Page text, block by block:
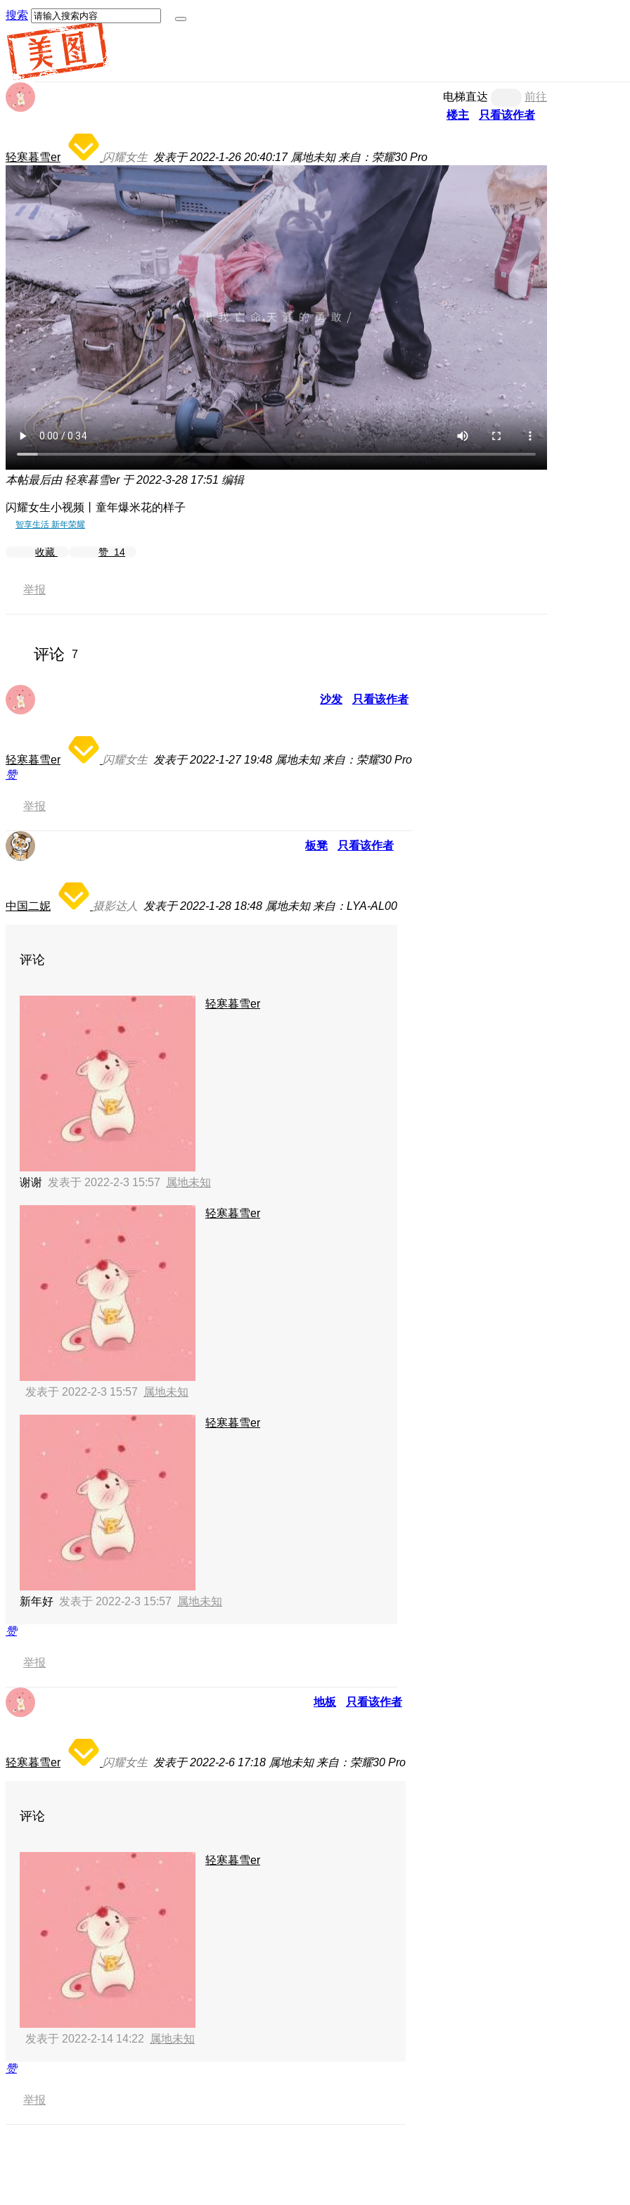
搜索
电梯直达
前往
楼主
只看该作者
轻寒暮雪er 闪耀女生 发表于 2022-1-26 20:40:17 属地未知 来自：荣耀30 Pro
本帖最后由 轻寒暮雪er 于 2022-3-28 17:51 编辑
闪耀女生小视频丨童年爆米花的样子
智享生活 新年荣耀
收藏 赞 14
举报
评论 7
沙发 只看该作者
轻寒暮雪er 闪耀女生 发表于 2022-1-27 19:48 属地未知 来自：荣耀30 Pro
赞
举报
板凳 只看该作者
中国二妮 摄影达人 发表于 2022-1-28 18:48 属地未知 来自：LYA-AL00
评论
轻寒暮雪er
谢谢 发表于 2022-2-3 15:57 属地未知
轻寒暮雪er
发表于 2022-2-3 15:57 属地未知
轻寒暮雪er
新年好 发表于 2022-2-3 15:57 属地未知
赞
举报
地板 只看该作者
轻寒暮雪er 闪耀女生 发表于 2022-2-6 17:18 属地未知 来自：荣耀30 Pro
评论
轻寒暮雪er
发表于 2022-2-14 14:22 属地未知
赞
举报